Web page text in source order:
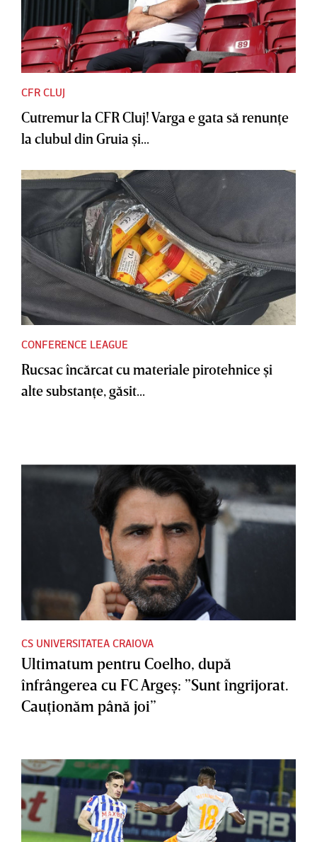
CFR CLUJ
Cutremur la CFR Cluj! Varga e gata să renunţe
la clubul din Gruia şi...
CONFERENCE LEAGUE
Rucsac încărcat cu materiale pirotehnice şi
alte substanţe, găsit...
CS UNIVERSITATEA CRAIOVA
Ultimatum pentru Coelho, după
înfrângerea cu FC Argeş: ”Sunt îngrijorat.
Cauţionăm până joi”